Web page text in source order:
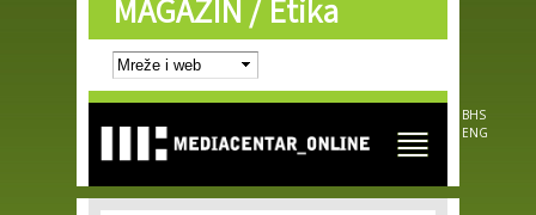
Skip to
main
content
MAGAZIN /Etika
BHS
ENG